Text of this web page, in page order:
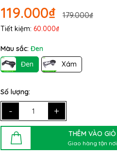
119.000₫ 179.000₫
Tiết kiệm: 60.000₫
Màu sắc: Đen
Đen
Xám
Số lượng:
- +
THÊM VÀO GIỎ
Giao hàng tận nơi